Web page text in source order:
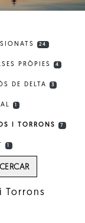
24
PRÒPIES 4
DE DELTA 3
I TORRONS 7
CERCAR
Torrons